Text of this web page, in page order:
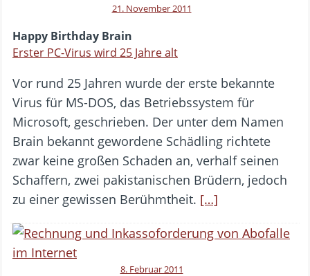
21. November 2011
Happy Birthday Brain
Erster PC-Virus wird 25 Jahre alt
Vor rund 25 Jahren wurde der erste bekannte
Virus für MS-DOS, das Betriebssystem für
Microsoft, geschrieben. Der unter dem Namen
Brain bekannt gewordene Schädling richtete
zwar keine großen Schaden an, verhalf seinen
Schaffern, zwei pakistanischen Brüdern, jedoch
zu einer gewissen Berühmtheit. […]
8. Februar 2011